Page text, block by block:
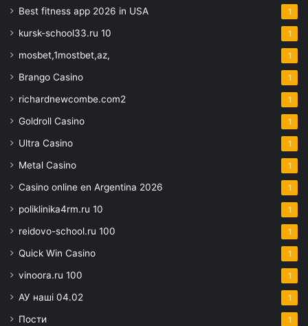
Best fitness app 2026 in USA 1
kursk-school33.ru 10 1
mosbet,1mostbet,az, 1
Brango Casino 1
richardnewcombe.com2 1
Goldroll Casino 1
Ultra Casino 1
Metal Casino 1
Casino online en Argentina 2026 1
poliklinika4rm.ru 10 1
reidovo-school.ru 100 1
Quick Win Casino 1
vinoora.ru 100 1
АУ наші 04.02 1
Пости 1